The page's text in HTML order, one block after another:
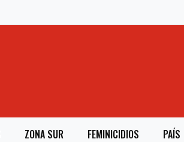
ZONA SUR FEMINICIDIOS PAÍS